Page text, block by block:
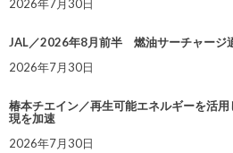
2026年7月30日
JAL／2026年8月前半 燃油サーチャージ
2026年7月30日
椿本チエイン／再生可能エネルギーを活
現を加速
2026年7月30日